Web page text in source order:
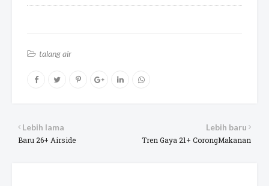
talang air
Lebih baru
Tren Gaya 21+ CorongMakanan
Lebih lama
Baru 26+ Airside